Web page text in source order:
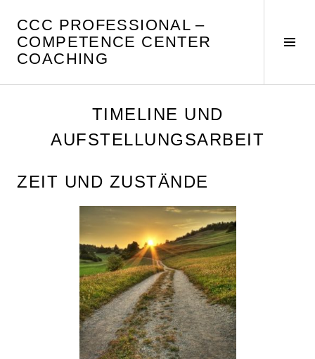
zum
Inhalt
CCC PROFESSIONAL –
COMPETENCE CENTER
COACHING
TIMELINE UND
AUFSTELLUNGSARBEIT
ZEIT UND ZUSTÄNDE